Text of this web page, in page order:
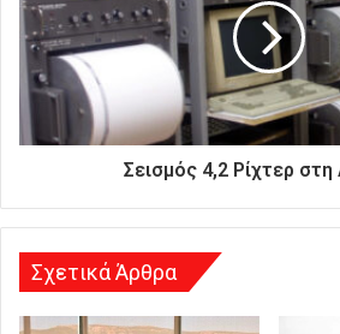
ς
δ
σ
Σεισμός 4,2 Ρίχτερ
Σχετικά Άρθρα